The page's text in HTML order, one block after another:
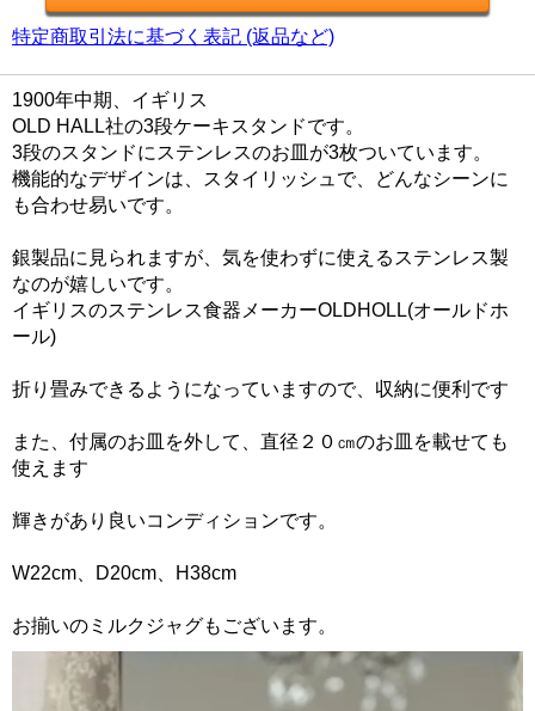
特定商取引法に基づく表記 (返品など)
1900年中期、イギリス
OLD HALL社の3段ケーキスタンドです。
3段のスタンドにステンレスのお皿が3枚ついています。
機能的なデザインは、スタイリッシュで、どんなシーンに
も合わせ易いです。
銀製品に見られますが、気を使わずに使えるステンレス製
なのが嬉しいです。
イギリスのステンレス食器メーカーOLDHOLL(オールドホ
ール)
折り畳みできるようになっていますので、収納に便利です
また、付属のお皿を外して、直径２０㎝のお皿を載せても
使えます
輝きがあり良いコンディションです。
W22cm、D20cm、H38cm
お揃いのミルクジャグもございます。